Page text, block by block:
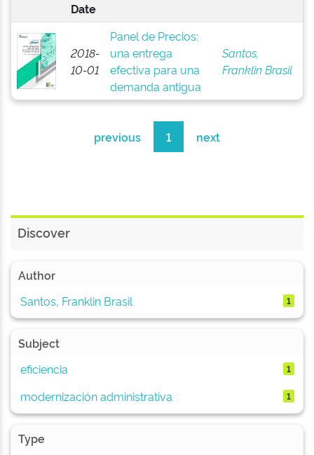
Date
2018-
10-01
Panel de Precios:
una entrega
efectiva para una
demanda antigua
Santos,
Franklin Brasil
previous 1 next
Discover
Author
Santos, Franklin Brasil
1
Subject
eficiencia
1
modernización administrativa 1
Type